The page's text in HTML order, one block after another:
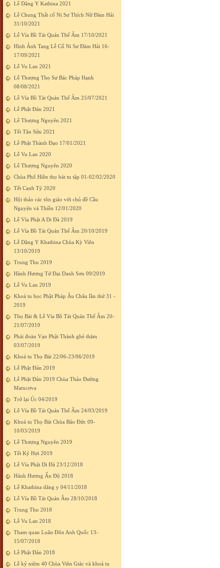
Lễ Dâng Y Kathina 2021
Lễ Chung Thất cố Ni Sư Thích Nữ Đàm Hải
31/10/2021
Lễ Vía Bồ Tát Quán Thế Âm 17/10/2021
Hình Ảnh Tang Lễ Cố Ni Sư Đàm Hải 16-
17/09/2021
Lễ Vu Lan 2021
Lễ Thượng Thọ Sư Bác Pháp Hạnh
08/08/2021
Lễ Vía Bồ Tát Quán Thế Âm 25/07/2021
Lễ Phật Đản 2021
Lễ Thượng Nguyên 2021
Tết Tân Sửu 2021
Lễ Phật Thành Đạo 17/01/2021
Lễ Vu Lan 2020
Lễ Thượng Nguyên 2020
Chùa Phổ Hiền thọ bát tu tập 01-02/02/2020
Tết Canh Tý 2020
Hội thảo các tôn giáo với chủ đề Cầu
Nguyện và Thiền 12/01/2020
Lễ Vía Phật A Di Đà 2019
Lễ Vía Bồ Tát Quán Thế Âm 20/10/2019
Lễ Dâng Y Khathina Chùa Kỳ Viên
13/10/2019
Trung Thu 2019
Hành Hương Tứ Đại Danh Sơn 09/2019
Lễ Vu Lan 2019
Khoá tu học Phật Pháp Âu Châu lần thứ 31 -
2019
Thọ Bát & Lễ Vía Bồ Tát Quán Thế Âm 20-
21/07/2019
Phái đoàn Vạn Phật Thành ghé thăm
03/07/2019
Khoá tu Thọ Bát 22/06-23/06/2019
Lễ Phật Đản 2019
Lễ Phật Đản 2019 Chùa Thảo Đường
Matxcơva
Trở lại Úc 04/2019
Lễ Vía Bồ Tát Quán Thế Âm 24/03/2019
Khoá tu Thọ Bát Chùa Bảo Đức 09-
10/03/2019
Lễ Thượng Nguyên 2019
Tết Kỷ Hợi 2019
Lễ Vía Phật Di Đà 23/12/2018
Hành Hương Ấn Độ 2018
Lễ Khathina dâng y 04/11/2018
Lễ Vía Bồ Tát Quán Âm 28/10/2018
Trung Thu 2018
Lễ Vu Lan 2018
Tham quan Luân Đôn Anh Quốc 13-
15/07/2018
Lễ Phật Đản 2018
Lễ kỷ niệm 40 Chùa Viên Giác và khoá tu